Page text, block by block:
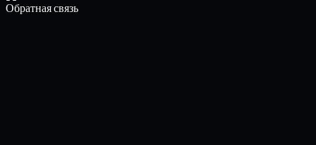
Обратная связь